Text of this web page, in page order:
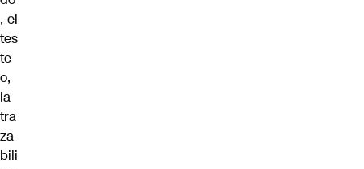
, el
tes
te
o,
la
tra
za
bili